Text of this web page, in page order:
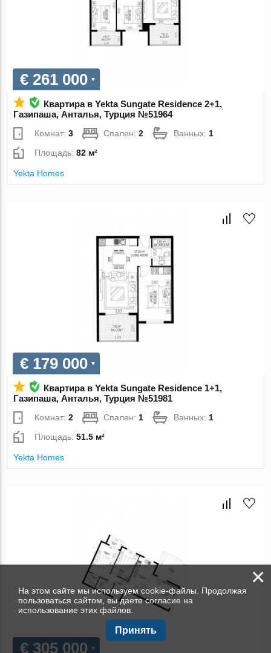
€ 261 000
Квартира в Yekta Sungate Residence 2+1,
Газипаша, Анталья, Турция №51964
Комнат:3 Спален:2 Ванных: 1
Площадь:82 м²
Yekta Homes
€ 179 000
Квартира в Yekta Sungate Residence 1+1,
Газипаша, Анталья, Турция №51981
Комнат:2 Спален:1 Ванных:1
Площадь:51.5 м²
Yekta Homes
€ 305 000
×
На этом сайте мы используем cookie-файлы. Продолжая
пользоваться сайтом, вы даете согласие на
использование этих файлов.
Принять